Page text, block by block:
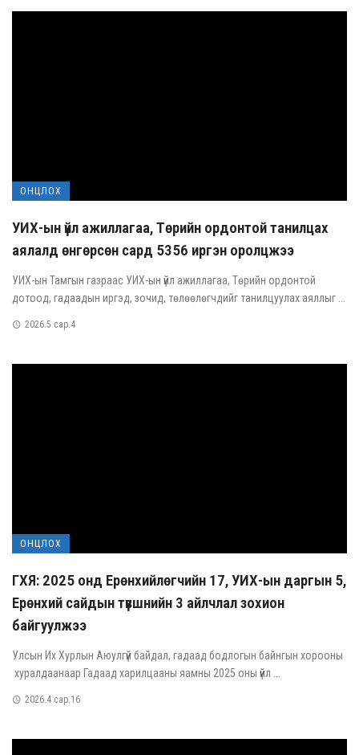
ОНЦЛОХ
УИХ-ын үйл ажиллагаа, Төрийн ордонтой танилцах
аялалд өнгөрсөн сард 5356 иргэн оролцжээ
УИХ-ын Тамгын газраас УИХ-ын үйл ажиллагаа, Төрийн ордонтой
дотоод, гадаадын иргэд, зочид, төлөөлөгчдийг танилцуулах аяллыг ...
2026.5 сар.4
ОНЦЛОХ
ГХЯ: 2025 онд Ерөнхийлөгчийн 17, УИХ-ын даргын 5,
Ерөнхий сайдын түвшнийн 3 айлчлал зохион
байгуулжээ
Улсын Их Хурлын Аюулгүй байдал, гадаад бодлогын байнгын хорооны
хуралдаанаар Гадаад харилцааны яамны 2025 оны үйл ...
2026.4 сар.16